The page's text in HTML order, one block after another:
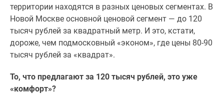
территории находятся в разных ценовых сегментах. В
Новой Москве основной ценовой сегмент — до 120
тысяч рублей за квадратный метр. И это, кстати,
дороже, чем подмосковный «эконом», где цены 80-90
тысяч рублей за «квадрат».
То, что предлагают за 120 тысяч рублей, это уже
«комфорт»?